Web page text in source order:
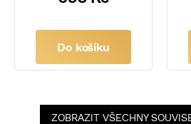
Do košíku
ZOBRAZIT VŠECHNY